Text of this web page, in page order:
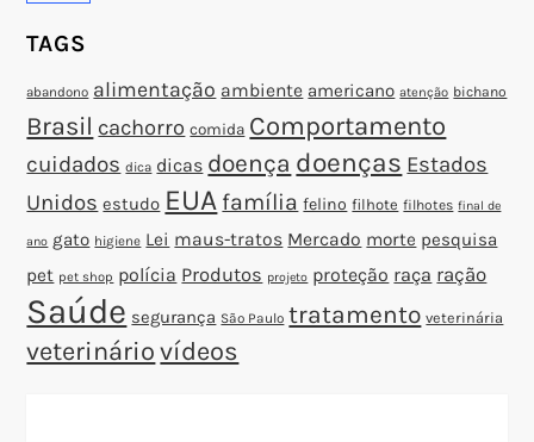
t
TAGS
abandono alimentação ambiente americano atenção bichano
Brasil cachorro comida Comportamento
cuidados dica dicas doença doenças Estados
Unidos estudo EUA família felino filhote filhotes final de
ano gato higiene Lei maus-tratos Mercado morte pesquisa
pet pet shop polícia Produtos projeto proteção raça ração
Saúde segurança São Paulo tratamento veterinária
veterinário vídeos